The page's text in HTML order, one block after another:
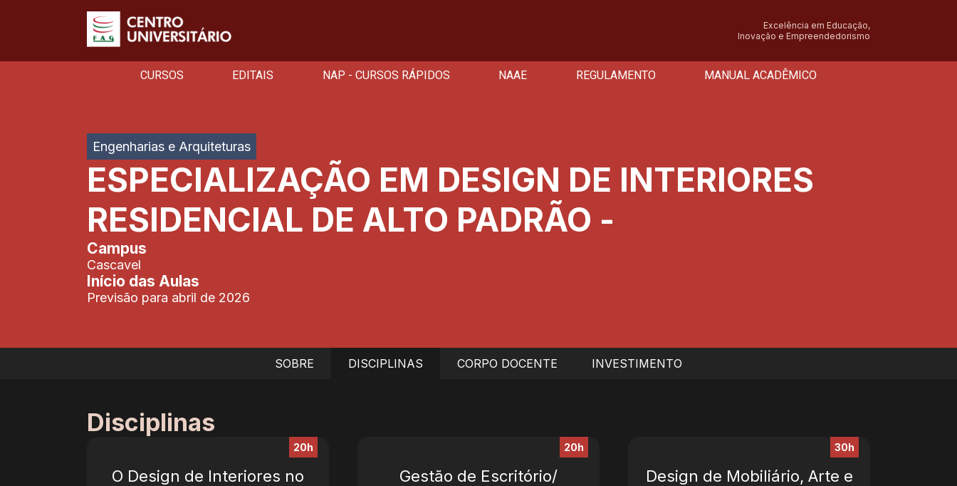
Excelência em Educação,
Inovação e Empreendedorismo
CURSOS EDITAIS NAP - CURSOS RÁPIDOS NAAE REGULAMENTO MANUAL ACADÊMICO
Engenharias e Arquiteturas
ESPECIALIZAÇÃO EM DESIGN DE INTERIORES
RESIDENCIAL DE ALTO PADRÃO -
Campus
Cascavel
Início das Aulas
Previsão para abril de 2026
SOBRE DISCIPLINAS CORPO DOCENTE INVESTIMENTO
Disciplinas
20h
O Design de Interiores no
20h
Gestão de Escritório/
30h
Design de Mobiliário, Arte e